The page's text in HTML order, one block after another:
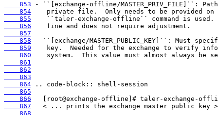
    853
    854
    855
    856
    857
    858
    859
    860
    861
    862
    863
    864
    865
    866
    867
    868